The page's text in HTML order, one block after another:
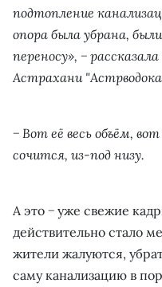
подтопление
опора была убрана,
переносу», −
Астрахани
− Вот её весь объём,
сочится, из-под низу.
А это − уже свежие
действительно стало
жители жалуются,
саму канализацию в